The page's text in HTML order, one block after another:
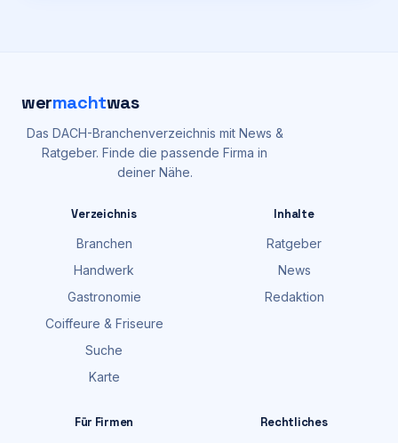
wermachtwas
Das DACH-Branchenverzeichnis mit News &
Ratgeber. Finde die passende Firma in
deiner Nähe.
Verzeichnis
Branchen
Handwerk
Gastronomie
Coiffeure & Friseure
Suche
Karte
Inhalte
Ratgeber
News
Redaktion
Für Firmen
Rechtliches